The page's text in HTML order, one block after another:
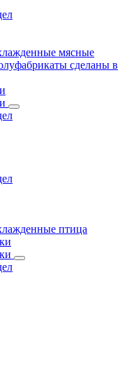
мясные
сделаны в
птица